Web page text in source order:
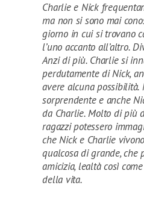
Charlie e Nick
ma non si sono mai
giorno in cui si trovano
l’uno accanto all’altro.
Anzi di più. Charlie si
perdutamente di Nick,
avere alcuna possibilità.
sorprendente e anche
da Charlie. Molto di più
ragazzi potessero
che Nick e Charlie
qualcosa di grande, che
amicizia, lealtà così
della vita.